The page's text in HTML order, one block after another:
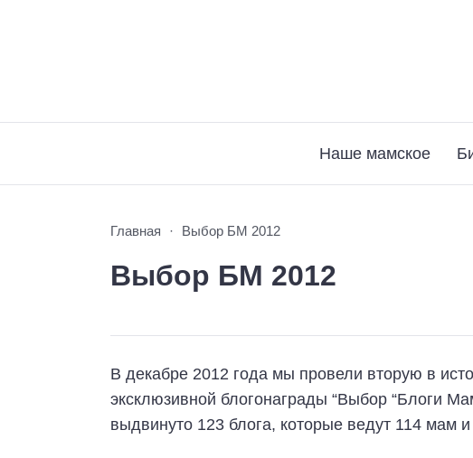
Наше мамское
Главная Выбор БМ 2012
Выбор БМ 2012
В декабре 2012 года мы провели вторую в
эксклюзивной блогонаграды “Выбор “Блоги
выдвинуто 123 блога, которые ведут 114 мам